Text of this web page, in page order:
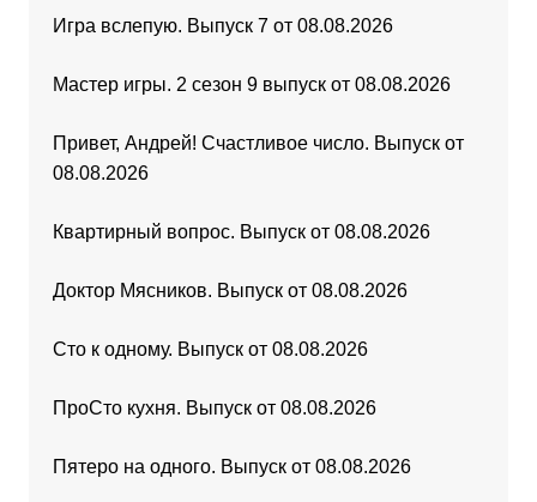
Игра вслепую. Выпуск 7 от 08.08.2026
Мастер игры. 2 сезон 9 выпуск от 08.08.2026
Привет, Андрей! Счастливое число. Выпуск от
08.08.2026
Квартирный вопрос. Выпуск от 08.08.2026
Доктор Мясников. Выпуск от 08.08.2026
Сто к одному. Выпуск от 08.08.2026
ПроСто кухня. Выпуск от 08.08.2026
Пятеро на одного. Выпуск от 08.08.2026